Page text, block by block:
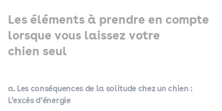
Les éléments à prendre en compte
lorsque vous laissez votre
chien seul
a. Les conséquences de la solitude chez un chien :
L’excès d’énergie